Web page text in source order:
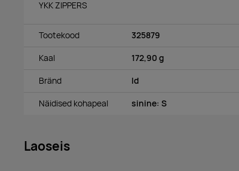
YKK ZIPPERS
Tootekood 325879
Kaal 172,90 g
Bränd Id
Näidised kohapeal sinine: S
Laoseis